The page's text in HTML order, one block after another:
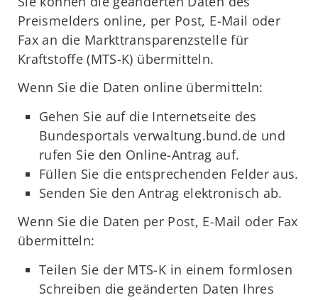
Preismelders online, per Post, E-Mail oder
Fax an die Markttransparenzstelle für
Kraftstoffe (MTS-K) übermitteln.
Wenn Sie die Daten online übermitteln:
Gehen Sie auf die Internetseite des
Bundesportals verwaltung.bund.de und
rufen Sie den Online-Antrag auf.
Füllen Sie die entsprechenden Felder aus.
Senden Sie den Antrag elektronisch ab.
Wenn Sie die Daten per Post, E-Mail oder Fax
übermitteln:
Teilen Sie der MTS-K in einem formlosen
Schreiben die geänderten Daten Ihres